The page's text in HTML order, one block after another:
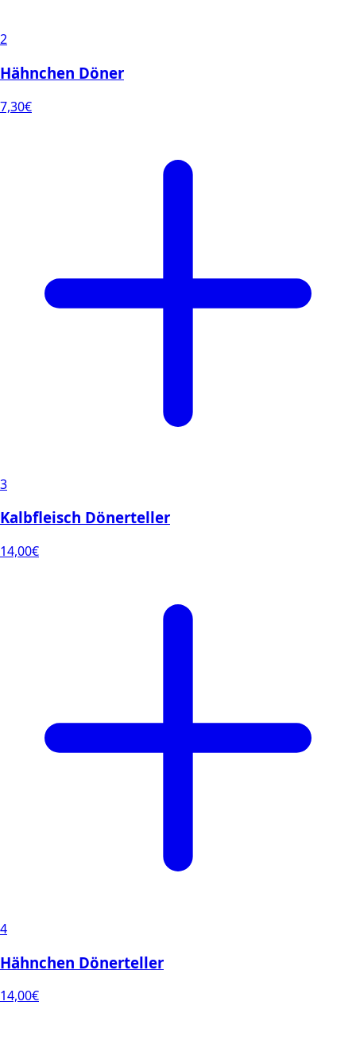
2
Hähnchen Döner
7,30€
3
Kalbfleisch Dönerteller
14,00€
4
Hähnchen Dönerteller
14,00€